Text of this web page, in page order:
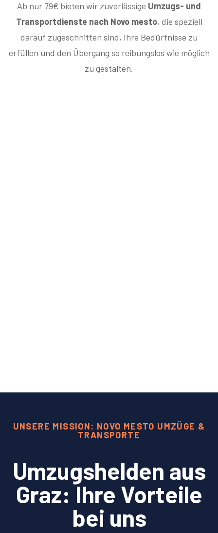
Ab nur 79€ bieten wir zuverlässige Umzugs- und
Transportdienste nach Novo mesto, die speziell
darauf zugeschnitten sind, Ihre Bedürfnisse zu
erfüllen und den Übergang so reibungslos wie möglich
zu gestalten.
UNSERE MISSION: NOVO MESTO UMZÜGE &
TRANSPORTE
Umzugshelden aus
Graz: Ihre Vorteile
bei uns